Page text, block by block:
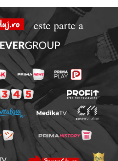
este parte a